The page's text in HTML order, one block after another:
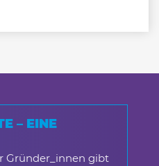
– EINE
Gründer_innen gibt